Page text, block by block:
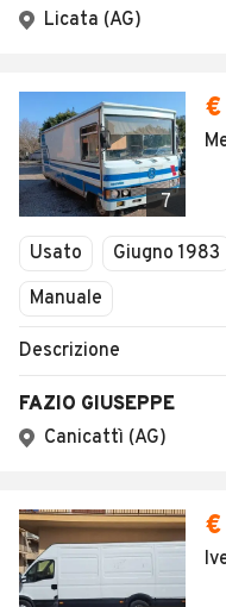
Licata (AG)
7
Usato Giugno 1983
Manuale
Descrizione
FAZIO GIUSEPPE
Canicattì (AG)